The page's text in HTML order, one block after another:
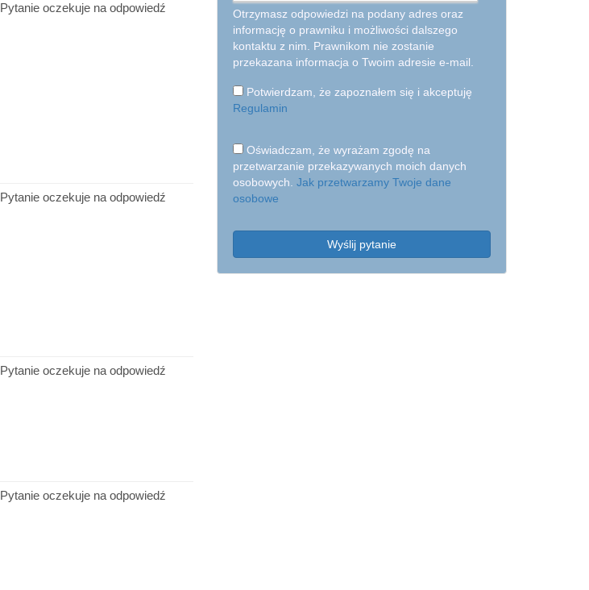
Otrzymasz odpowiedzi na podany adres oraz
informację o prawniku i możliwości dalszego
kontaktu z nim. Prawnikom nie zostanie
przekazana informacja o Twoim adresie e-mail.
Potwierdzam, że zapoznałem się i akceptuję
Regulamin
Oświadczam, że wyrażam zgodę na
przetwarzanie przekazywanych moich danych
osobowych. Jak przetwarzamy Twoje dane
osobowe
Wyślij pytanie
Pytanie oczekuje na odpowiedź
Pytanie oczekuje na odpowiedź
Pytanie oczekuje na odpowiedź
Pytanie oczekuje na odpowiedź